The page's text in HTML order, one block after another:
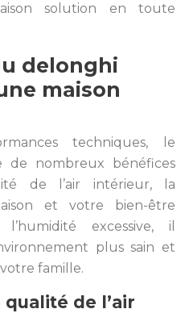
solution en toute
delonghi
maison
techniques, le
de nombreux bénéfices
de l’air intérieur, la
et votre bien-être
excessive, il
plus sain et
famille.
de l’air